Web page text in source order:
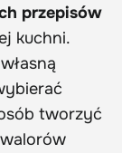
przepisów
kuchni.
tworzyć